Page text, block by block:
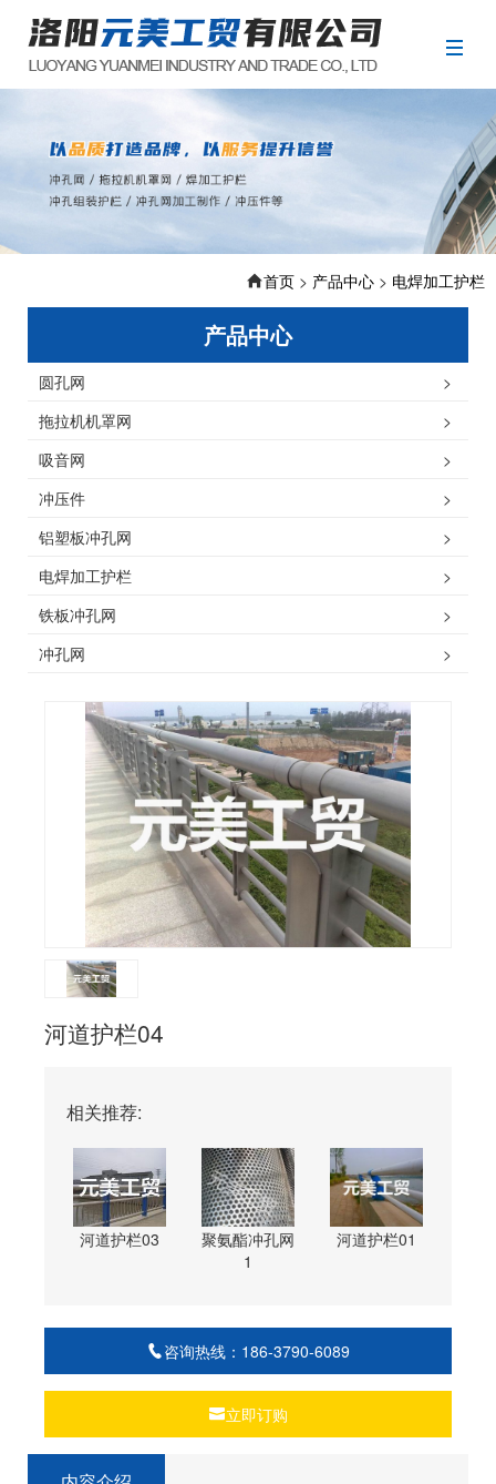
首页 > 产品中心 > 电焊加工护栏
产品中心
>
圆孔网
>
拖拉机机罩网
>
吸音网
>
冲压件
>
铝塑板冲孔网
>
电焊加工护栏
>
铁板冲孔网
>
冲孔网
河道护栏04
相关推荐:
河道护栏03
聚氨酯冲孔网
1
河道护栏01
咨询热线：186-3790-6089
立即订购